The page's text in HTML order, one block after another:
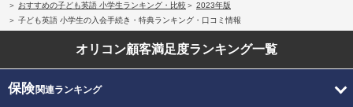
おすすめの子ども英語 小学生ランキング・比較
2023年版
子ども英語 小学生の入会手続き・特典ランキング・口コミ情報
オリコン顧客満足度ランキング一覧
保険関連ランキング